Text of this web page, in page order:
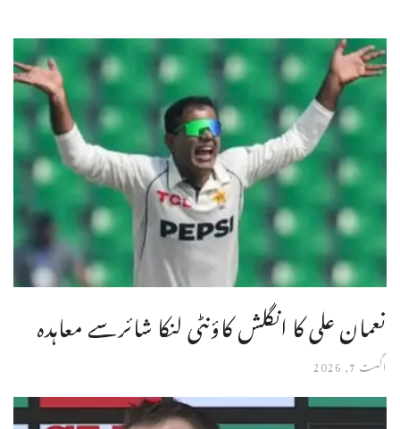
نعمان علی کا انگلش کاؤنٹی لنکا شائرسے معاہدہ
اگست 7, 2026